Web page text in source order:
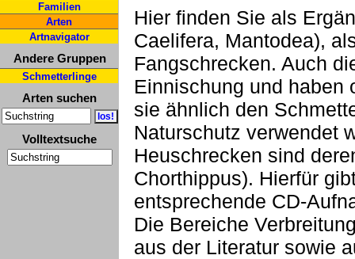
Familien
Arten
Artnavigator
Andere Gruppen
Schmetterlinge
Arten suchen
Volltextsuche
Hier finden Sie als
Caelifera, Mantodea),
Fangschrecken. Auch
Einnischung und haben
sie ähnlich den
Naturschutz verwendet
Heuschrecken sind
Chorthippus). Hierfür
entsprechende CD-
Die Bereiche
aus der Literatur sowie